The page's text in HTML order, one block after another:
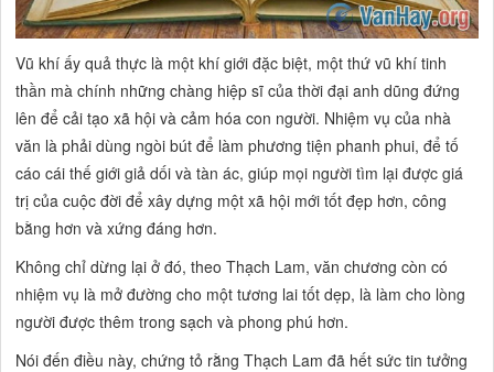
Vũ khí ấy quả thực là một khí giới đặc biệt, một thứ vũ khí tinh
thần mà chính những chàng hiệp sĩ của thời đại anh dũng đứng
lên để cải tạo xã hội và cảm hóa con người. Nhiệm vụ của nhà
văn là phải dùng ngòi bút để làm phương tiện phanh phui, đểtố
cáo cái thế giới giả dối và tàn ác,giúp mọi người tìm lại được giá
trị của cuộc đời để xây dựng một xã hội mới tốt đẹp hơn, công
bằng hơn và xứng đáng hơn.
Không chỉ dừng lại ở đó, theo Thạch Lam, văn chương còn có
nhiệm vụ là mở đường cho một tương lai tốt dẹp, là làm cho lòng
người được thêm trong sạch và phong phú hơn.
Nói đến điều này, chứng tỏ rằng Thạch Lam đã hết sức tin tưởng